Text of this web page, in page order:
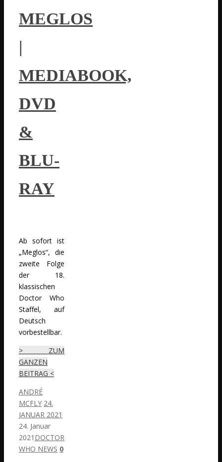
MEGLOS
|
MEDIABOOK,
DVD
&
BLU-
RAY
Ab sofort ist
„Meglos“, die
zweite Folge
der 18.
klassischen
Doctor Who
Staffel, auf
Deutsch
vorbestellbar.
> ZUM
GANZEN
BEITRAG <
ANDRÉ
MCFLY 24.
JANUAR 2021
24. Januar
2021 DOCTOR
WHO NEWS 0